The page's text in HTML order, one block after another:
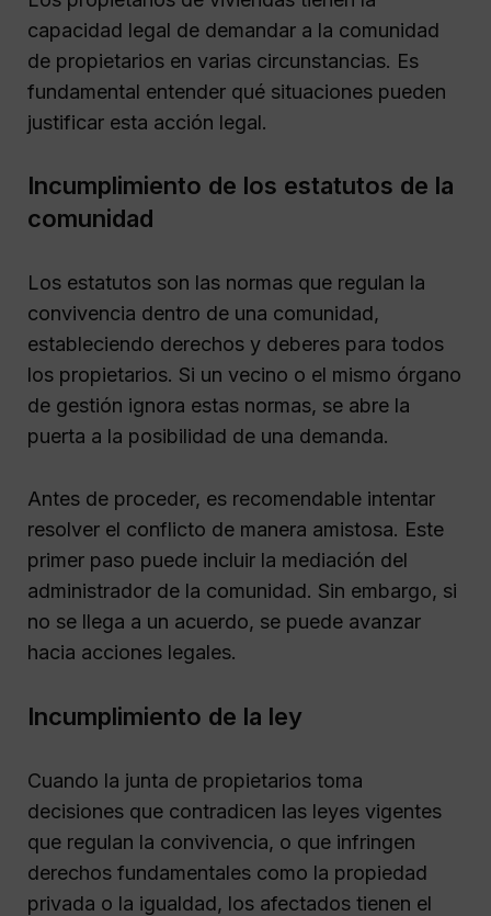
capacidad legal de demandar a la comunidad
de propietarios en varias circunstancias. Es
fundamental entender qué situaciones pueden
justificar esta acción legal.
Incumplimiento de los estatutos de la
comunidad
Los estatutos son las normas que regulan la
convivencia dentro de una comunidad,
estableciendo derechos y deberes para todos
los propietarios. Si un vecino o el mismo órgano
de gestión ignora estas normas, se abre la
puerta a la posibilidad de una demanda.
Antes de proceder, es recomendable intentar
resolver el conflicto de manera amistosa. Este
primer paso puede incluir la mediación del
administrador de la comunidad. Sin embargo, si
no se llega a un acuerdo, se puede avanzar
hacia acciones legales.
Incumplimiento de la ley
Cuando la junta de propietarios toma
decisiones que contradicen las leyes vigentes
que regulan la convivencia, o que infringen
derechos fundamentales como la propiedad
privada o la igualdad, los afectados tienen el